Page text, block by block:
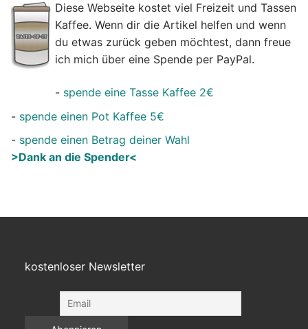
Diese Webseite kostet viel Freizeit und Tassen
Kaffee. Wenn dir die Artikel helfen und wenn
du etwas zurück geben möchtest, dann freue
ich mich über eine Spende per PayPal.
- spende eine Tasse Kaffee 2€
- spende einen Pot Kaffee 5€
- spende einen Betrag deiner Wahl
>Dank an die Spender<
kostenloser Newsletter